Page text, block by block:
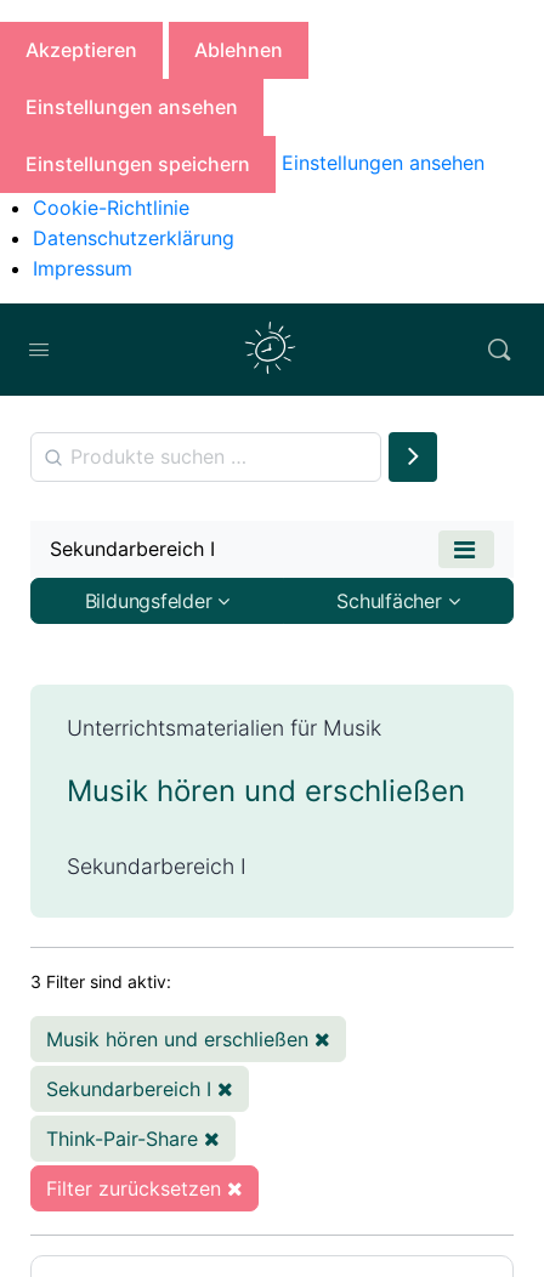
Akzeptieren Ablehnen
Einstellungen ansehen
Einstellungen speichern
Einstellungen ansehen
Cookie-Richtlinie
Datenschutzerklärung
Impressum
Unterrichtsmaterialien für Musik
Musik hören und erschließen
Sekundarbereich I
3 Filter sind aktiv:
Musik hören und erschließen
Sekundarbereich I
Think-Pair-Share
Filter zurücksetzen
Sekundarbereich I
Bildungsfelder Schulfächer